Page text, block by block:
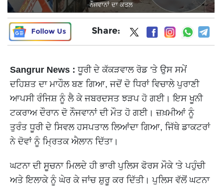
ਨੌਜਵਾਨਾਂ ਦਾ ਕਤਲ
Follow Us Share:
Sangrur News : ਧੂਰੀ ਦੇ ਕੱਕੜਵਾਲ ਰੋਡ 'ਤੇ ਉਸ ਸਮੇਂ
ਦਹਿਸ਼ਤ ਦਾ ਮਾਹੌਲ ਬਣ ਗਿਆ, ਜਦੋਂ ਦੋ ਧਿਰਾਂ ਵਿਚਾਲੇ ਪੁਰਾਣੀ
ਆਪਸੀ ਰੰਜਿਸ਼ ਨੂੰ ਲੈ ਕੇ ਜਬਰਦਸਤ ਝੜਪ ਹੋ ਗਈ। ਇਸ ਖੂਨੀ
ਟਕਰਾਅ ਦੌਰਾਨ ਦੋ ਨੌਜਵਾਨਾਂ ਦੀ ਮੌਤ ਹੋ ਗਈ। ਜ਼ਖ਼ਮੀਆਂ ਨੂੰ
ਤੁਰੰਤ ਧੂਰੀ ਦੇ ਸਿਵਲ ਹਸਪਤਾਲ ਲਿਆਂਦਾ ਗਿਆ, ਜਿੱਥੇ ਡਾਕਟਰਾਂ
ਨੇ ਦੋਵਾਂ ਨੂੰ ਮ੍ਰਿਤਕ ਐਲਾਨ ਦਿੱਤਾ।
ਘਟਨਾ ਦੀ ਸੂਚਨਾ ਮਿਲਦੇ ਹੀ ਭਾਰੀ ਪੁਲਿਸ ਫੋਰਸ ਮੌਕੇ 'ਤੇ ਪਹੁੰਚੀ
ਅਤੇ ਇਲਾਕੇ ਨੂੰ ਘੇਰ ਕੇ ਜਾਂਚ ਸ਼ੁਰੂ ਕਰ ਦਿੱਤੀ। ਪੁਲਿਸ ਵੱਲੋਂ ਘਟਨਾ